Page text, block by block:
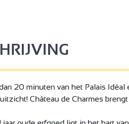
20 minuten van het Palais
Château de Charmes